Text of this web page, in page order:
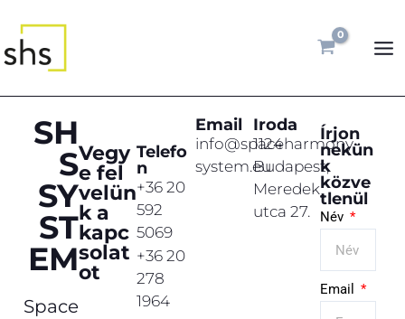
tartalomra
SH
S
SY
ST
EM
Space
Vegy
e fel
velün
k a
kapc
solat
ot
Telefo
N
+36 20
592
5069
+36 20
278
1964
Email
info@spaceharmony-
system.eu
Iroda
1124
Budapest,
Meredek
utca 27.
Írjon
nekün
k
közve
tlenül
Név
Email